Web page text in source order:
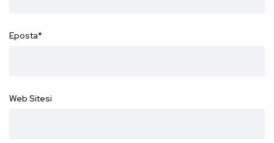
Eposta*
Web Sitesi